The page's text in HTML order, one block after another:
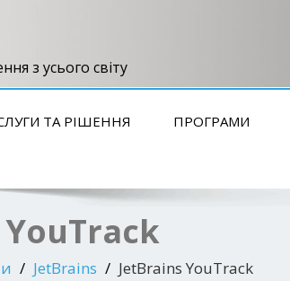
з усього світу
ТА РІШЕННЯ ПРОГРАМИ
JetBrains JetBrains YouTrack